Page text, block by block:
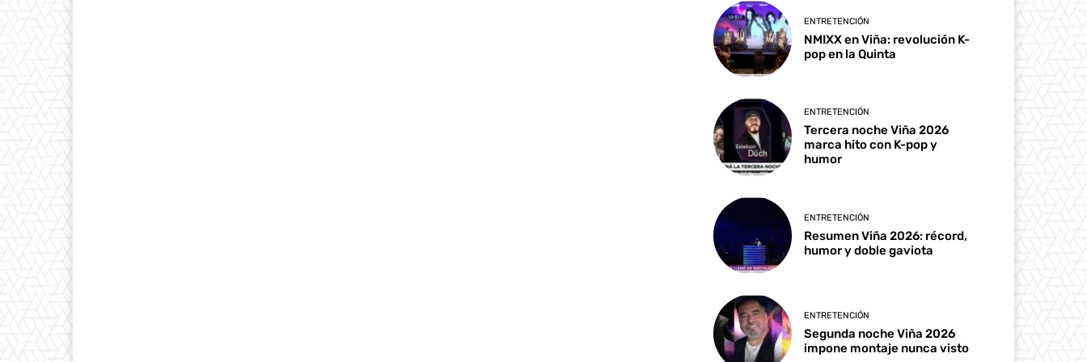
ENTRETENCIÓN
NMIXX en Viña: revolución K-
pop en la Quinta
ENTRETENCIÓN
Tercera noche Viña 2026
marca hito con K-pop y
humor
ENTRETENCIÓN
Resumen Viña 2026: récord,
humor y doble gaviota
ENTRETENCIÓN
Segunda noche Viña 2026
impone montaje nunca visto